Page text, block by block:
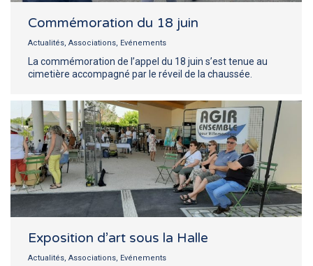
Commémoration du 18 juin
Actualités, Associations, Evénements
La commémoration de l’appel du 18 juin s’est tenue au
cimetière accompagné par le réveil de la chaussée.
Exposition d’art sous la Halle
Actualités, Associations, Evénements